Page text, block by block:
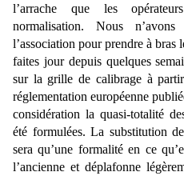
l’arrache que les
normalisation. Nous
l’association pour prendre à
faites jour depuis quelques
sur la grille de calibrage à
réglementation européenne
considération la quasi-totalité
été formulées. La substitution
sera qu’une formalité en ce
l’ancienne et déplafonne